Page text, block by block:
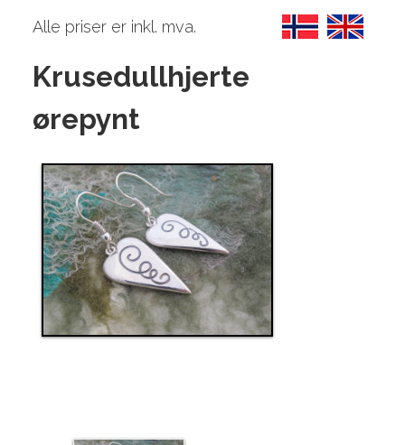
Alle priser er inkl. mva.
Krusedullhjerte
ørepynt